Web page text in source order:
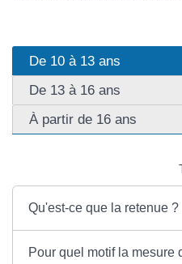
De 10 à 13 ans
De 13 à 16 ans
À partir de 16 ans
Qu'est-ce que la retenue ?
Pour quel motif la mesure